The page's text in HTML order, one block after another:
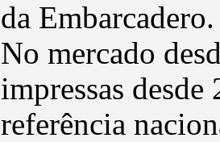
da Embarcadero.
No mercado
impressas
referência